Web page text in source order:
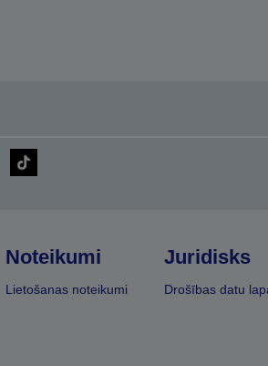
Noteikumi
Lietošanas noteikumi
Juridisks
Drošības datu